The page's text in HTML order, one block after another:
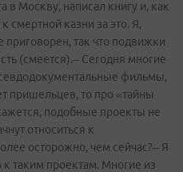
в Москву, написал книгу и, как
смертной казни за это. Я,
приговорен, так что подвижки
(смеется).– Сегодня многие
фильмы,
пришельцев, то про «тайны
подобные проекты не
относиться к
осторожно, чем сейчас?– Я
к таким проектам. Многие из